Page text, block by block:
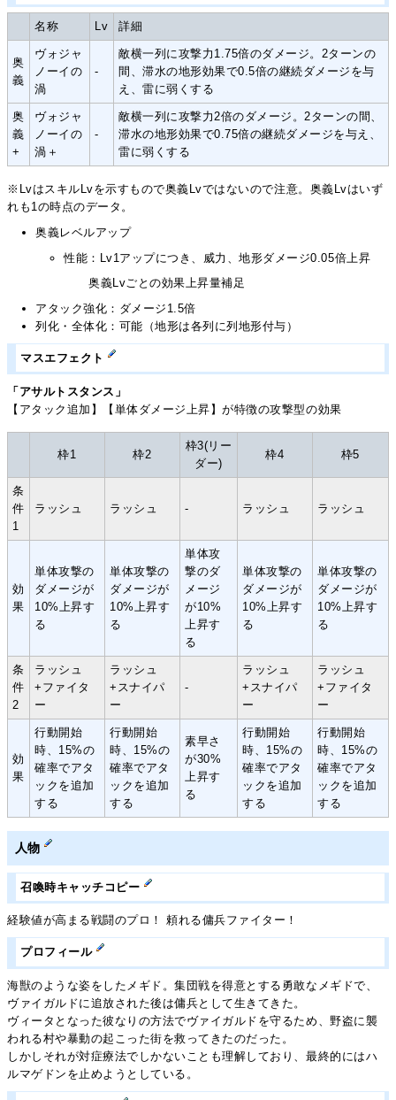
名称 Lv 詳細
奥
義
ヴォジャ
ノーイの
渦
-
敵横一列に攻撃力1.75倍のダメージ。2ターンの
間、滞水の地形効果で0.5倍の継続ダメージを与
え、雷に弱くする
奥
義
+
ヴォジャ
ノーイの
渦＋
-
敵横一列に攻撃力2倍のダメージ。2ターンの間、
滞水の地形効果で0.75倍の継続ダメージを与え、
雷に弱くする
※LvはスキルLvを示すもので奥義Lvではないので注意。奥義Lvはいず
れも1の時点のデータ。
奥義レベルアップ
性能：Lv1アップにつき、威力、地形ダメージ0.05倍上昇
奥義Lvごとの効果上昇量補足
アタック強化：ダメージ1.5倍
列化・全体化：可能（地形は各列に列地形付与）
マスエフェクト
「アサルトスタンス」
【アタック追加】【単体ダメージ上昇】が特徴の攻撃型の効果
枠1 枠2
枠3(リー
ダー)
枠4 枠5
条
件
1
ラッシュ ラッシュ - ラッシュ ラッシュ
効
果
単体攻撃の
ダメージが
10%上昇す
る
単体攻撃の
ダメージが
10%上昇す
る
単体攻
撃のダ
メージ
が10%
上昇す
る
単体攻撃の
ダメージが
10%上昇す
る
単体攻撃の
ダメージが
10%上昇す
る
条
件
2
ラッシュ
+ファイタ
ー
ラッシュ
+スナイパ
ー
-
ラッシュ
+スナイパ
ー
ラッシュ
+ファイタ
ー
効
果
行動開始
時、15%の
確率でアタ
ックを追加
する
行動開始
時、15%の
確率でアタ
ックを追加
する
素早さ
が30%
上昇す
る
行動開始
時、15%の
確率でアタ
ックを追加
する
行動開始
時、15%の
確率でアタ
ックを追加
する
人物
召喚時キャッチコピー
経験値が高まる戦闘のプロ！ 頼れる傭兵ファイター！
プロフィール
海獣のような姿をしたメギド。集団戦を得意とする勇敢なメギドで、
ヴァイガルドに追放された後は傭兵として生きてきた。
ヴィータとなった彼なりの方法でヴァイガルドを守るため、野盗に襲
われる村や暴動の起こった街を救ってきたのだった。
しかしそれが対症療法でしかないことも理解しており、最終的にはハ
ルマゲドンを止めようとしている。